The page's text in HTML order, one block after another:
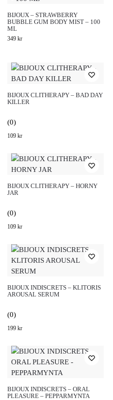
BIJOUX – STRAWBERRY
BUBBLE GUM BODY MIST – 100
ML
349 kr
BIJOUX CLITHERAPY – BAD DAY
KILLER
(0)
109 kr
BIJOUX CLITHERAPY – HORNY
JAR
(0)
109 kr
BIJOUX INDISCRETS – KLITORIS
AROUSAL SERUM
(0)
199 kr
BIJOUX INDISCRETS – ORAL
PLEASURE – PEPPARMYNTA